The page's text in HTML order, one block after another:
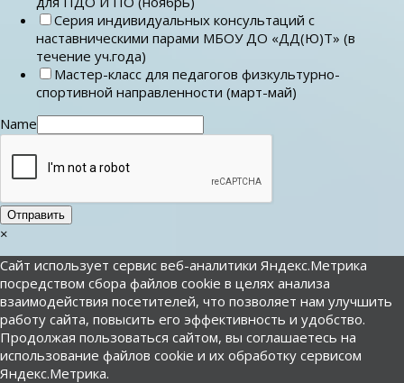
Серия индивидуальных консультаций с
наставническими парами МБОУ ДО «ДД(Ю)Т» (в
течение уч.года)
Мастер-класс для педагогов физкультурно-
спортивной направленности (март-май)
Name
Отправить
×
Сайт использует сервис веб-аналитики Яндекс.Метрика
посредством сбора файлов cookie в целях анализа
взаимодействия посетителей, что позволяет нам улучшить
работу сайта, повысить его эффективность и удобство.
Продолжая пользоваться сайтом, вы соглашаетесь на
использование файлов cookie и их обработку сервисом
Яндекс.Метрика.